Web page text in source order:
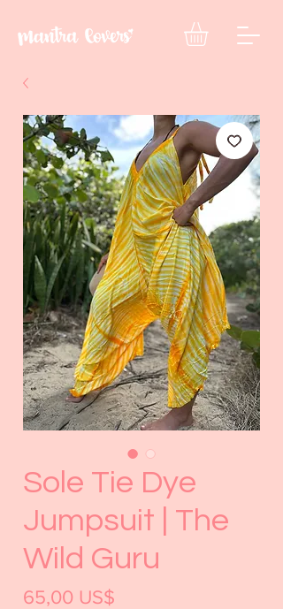
Sole Tie Dye
Jumpsuit | The
Wild Guru
65,00 US$